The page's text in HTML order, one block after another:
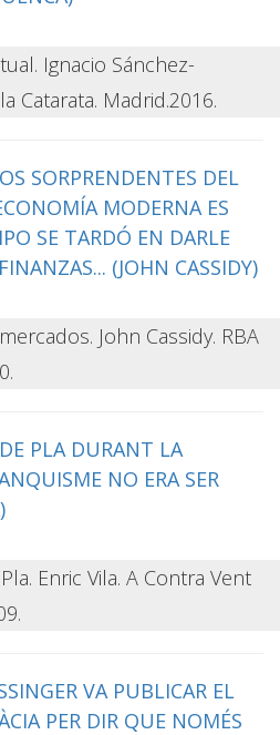
Ignacio Sánchez-
Catarata. Madrid.2016.
SORPRENDENTES DEL
MODERNA ES
SE TARDÓ EN DARLE
(JOHN CASSIDY)
John Cassidy. RBA
PLA DURANT LA
NO ERA SER
Enric Vila. A Contra Vent
VA PUBLICAR EL
PER DIR QUE NOMÉS